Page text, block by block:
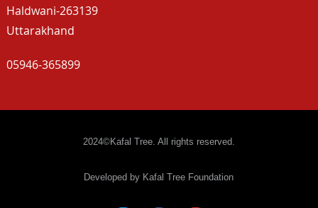
Haldwani-263139
Uttarakhand
05946-365899
2024©Kafal Tree. All rights reserved.
Developed by Kafal Tree Foundation